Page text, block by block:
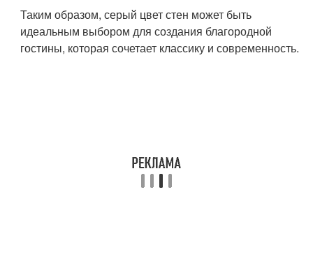
Таким образом, серый цвет стен может быть
идеальным выбором для создания благородной
гостины, которая сочетает классику и современность.